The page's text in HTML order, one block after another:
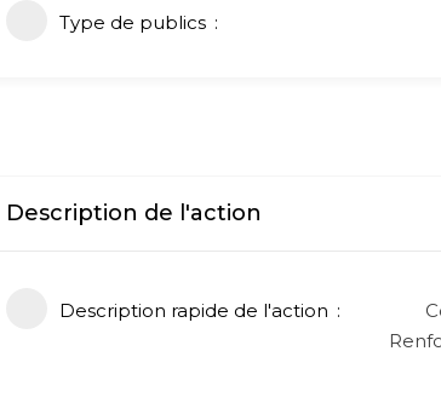
Type de publics
Description de l'action
Description rapide de l'action